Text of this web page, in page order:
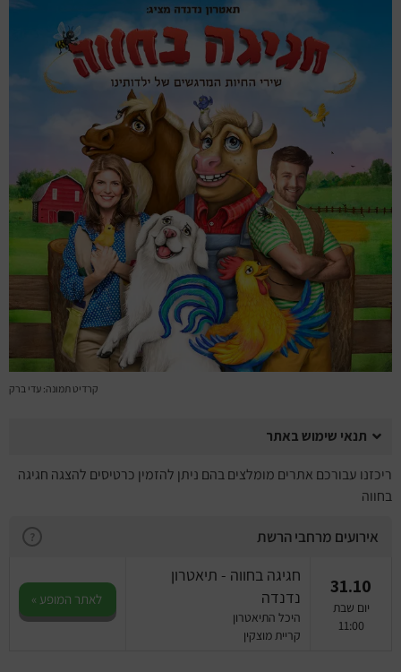
הצגות תיאטרון
מחזות זמר
מחול ובלט
קונצרטים
הרצאות
סרטים
חופשה והופעה
קרדיט תמונה: עדי ברק
תנאי שימוש באתר
ריכזנו עבורכם אתרים מומלצים בהם ניתן להזמין כרטיסים להצגה חגיגה
בחווה
אירועים מרחבי הרשת ?
31.10
יום שבת
11:00
חגיגה בחווה - תיאטרון
נדנדה
היכל התיאטרון
קריית מוצקין
לאתר המופע »